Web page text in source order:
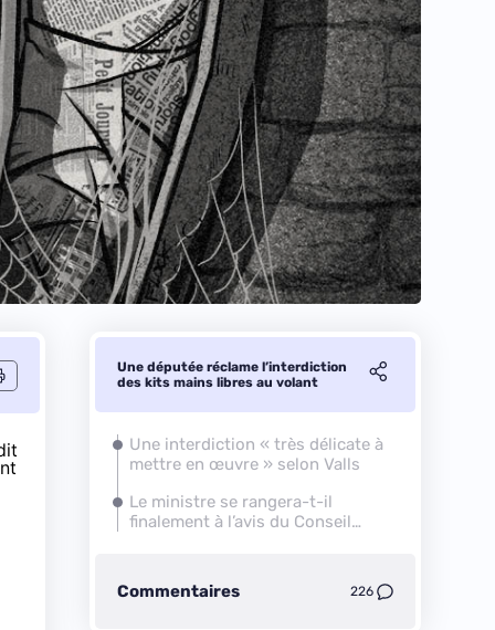
Une députée réclame l’interdiction
des kits mains libres au volant
Une interdiction « très délicate à
mettre en œuvre » selon Valls
Le ministre se rangera-t-il
finalement à l’avis du Conseil
Commentaires 226